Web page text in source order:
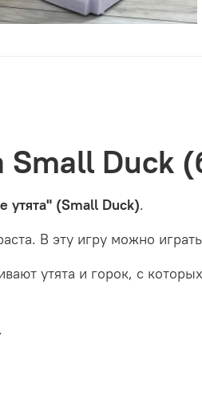
Small Duck
утята" (Small Duck).
В эту игру можно
утята и горок, с